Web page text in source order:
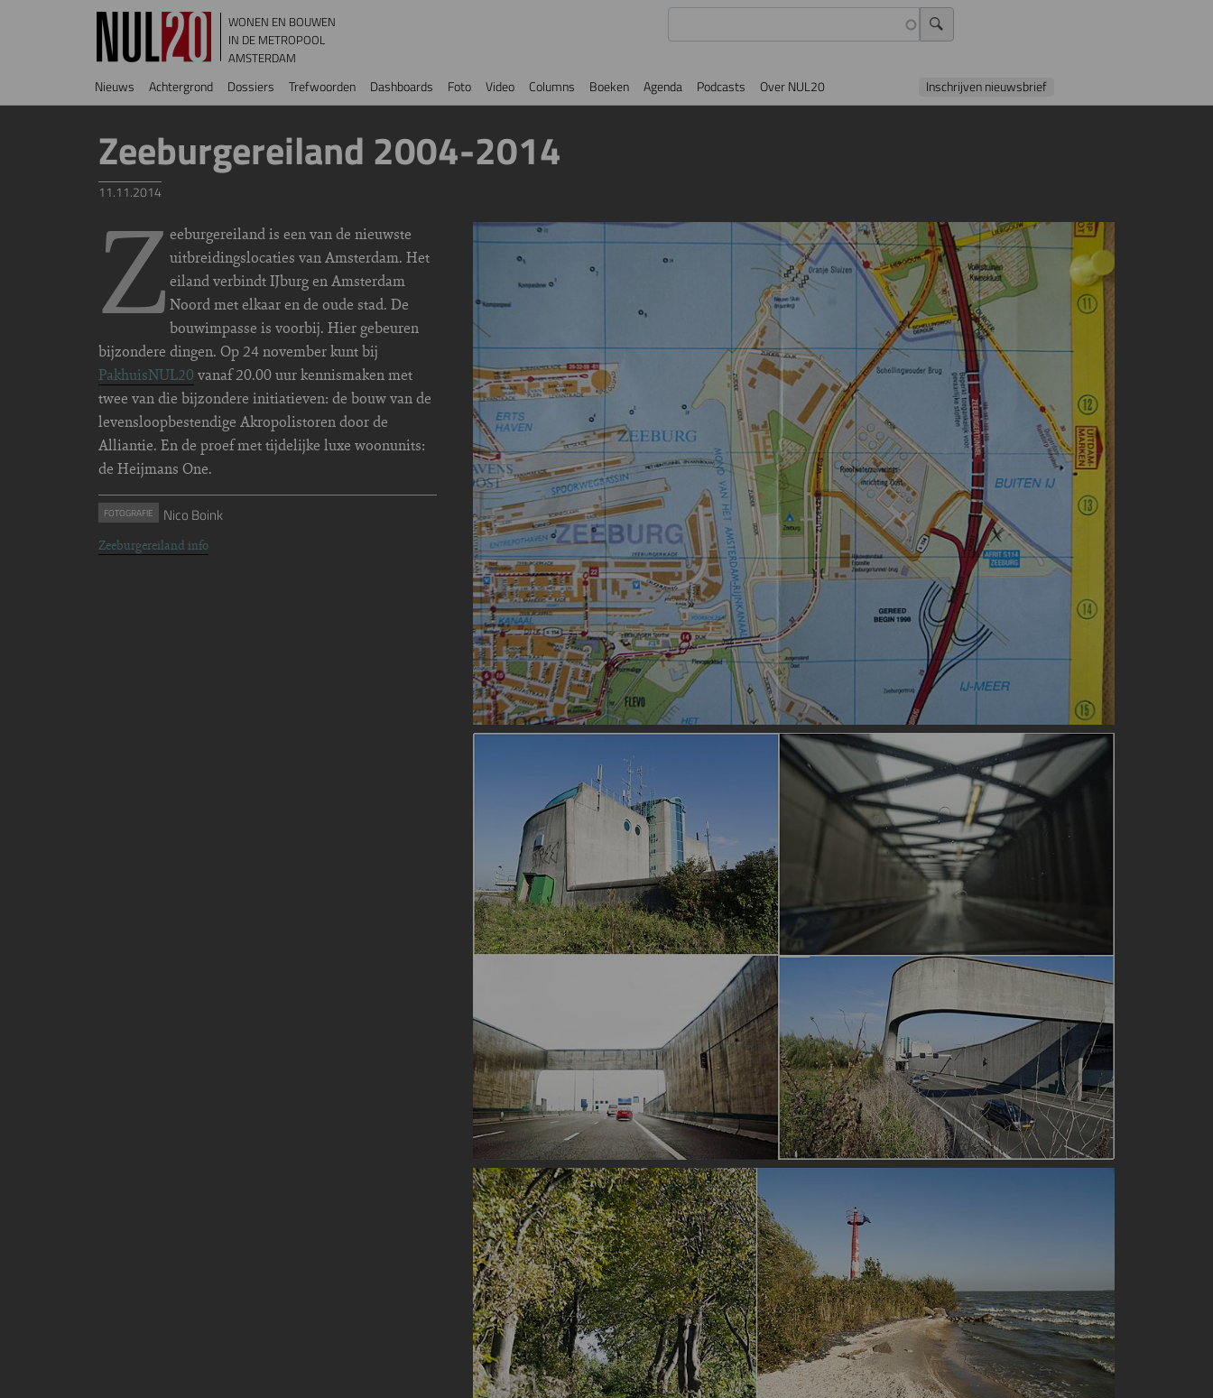
Overslaan en naar de inhoud gaan
WONEN EN BOUWEN
IN DE METROPOOL
AMSTERDAM
Hoofdnavigatie
Nieuws Achtergrond Dossiers Trefwoorden Dashboards Foto Video Columns Boeken Agenda Podcasts Over NUL20 Inschrijven nieuwsbrief
Zeeburgereiland 2004-2014
11.11.2014
Z eeburgereiland is een van de nieuwste
uitbreidingslocaties van Amsterdam. Het
eiland verbindt IJburg en Amsterdam
Noord met elkaar en de oude stad. De
bouwimpasse is voorbij. Hier gebeuren
bijzondere dingen. Op 24 november kunt bij
PakhuisNUL20 vanaf 20.00 uur kennismaken met
twee van die bijzondere initiatieven: de bouw van de
levensloopbestendige Akropolistoren door de
Alliantie. En de proef met tijdelijke luxe woonunits:
de Heijmans One.
FOTOGRAFIE Nico Boink
Zeeburgereiland info
Image
Image